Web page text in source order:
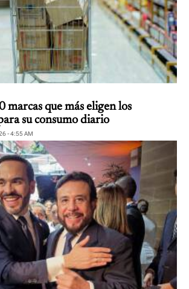
marcas que más eligen los
su consumo diario
- 4:55 AM